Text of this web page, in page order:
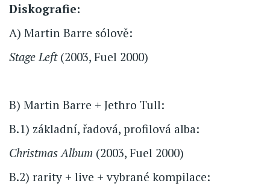
Diskografie:
A) Martin Barre sólově:
Stage Left(2003, Fuel 2000)
B) Martin Barre + Jethro Tull:
B.1) základní, řadová, profilová alba:
Christmas Album (2003, Fuel 2000)
B.2) rarity + live + vybrané kompilace: